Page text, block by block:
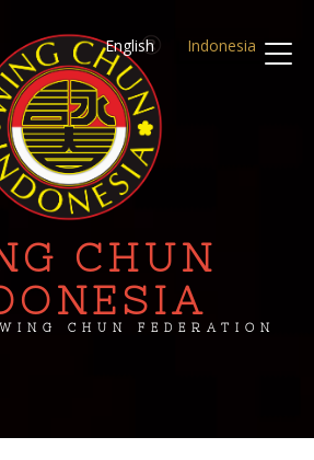
CHUN
CHUN FEDERATION
English Indonesia